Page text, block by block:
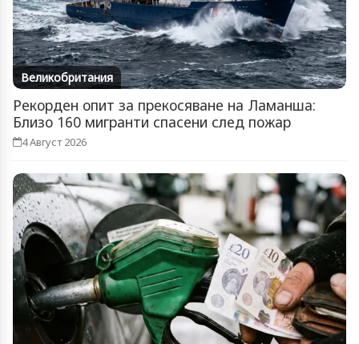
Великобритания
Рекорден опит за прекосяване на Ламанша:
Близо 160 мигранти спасени след пожар
4 Август 2026